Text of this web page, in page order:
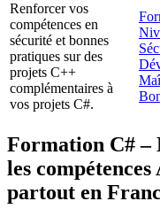
Renforcer vos
compétences en
sécurité et bonnes
pratiques sur des
projets C++
complémentaires à
vos projets C#.
Formation C#
les compétences
partout en